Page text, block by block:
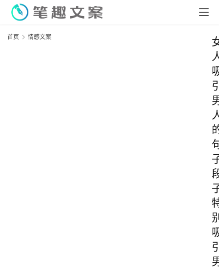
首页 情感文案